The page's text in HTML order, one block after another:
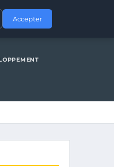
ET TECHNOLOGIE
Accepter